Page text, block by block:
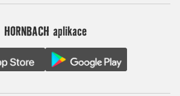
HORNBACH aplikace